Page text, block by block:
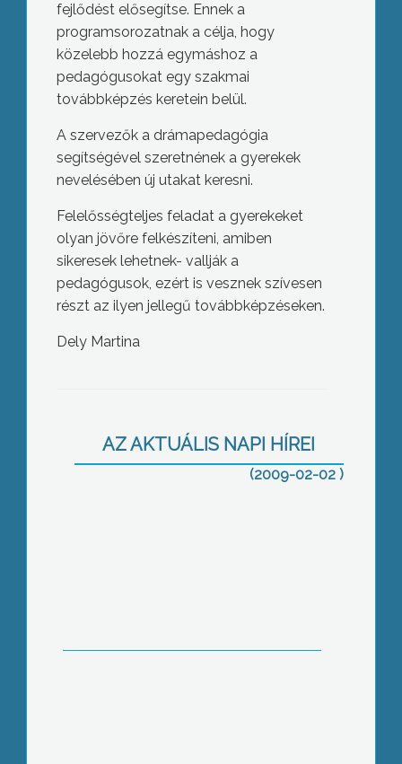
fejlődést elősegítse. Ennek a
programsorozatnak a célja, hogy
közelebb hozzá egymáshoz a
pedagógusokat egy szakmai
továbbképzés keretein belül.
A szervezők a drámapedagógia
segítségével szeretnének a gyerekek
nevelésében új utakat keresni.
Felelősségteljes feladat a gyerekeket
olyan jövőre felkészíteni, amiben
sikeresek lehetnek- vallják a
pedagógusok, ezért is vesznek szívesen
részt az ilyen jellegű továbbképzéseken.
Dely Martina
AZ AKTUÁLIS NAPI HÍREI
(2009-02-02 )
üzenete annak a gyöngyösi közéleti
fórumnak, melyen a vidék etnikai
problémáiról is szó esett